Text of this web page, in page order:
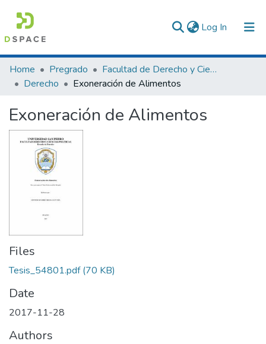
Log In (current)
Communities & Collections
All of DSpace
Statistics
Home Pregrado
Facultad de Derecho y Ciencias Políticas
Derecho
Exoneración de Alimentos
Exoneración de Alimentos
Files
Tesis_54801.pdf(70 KB)
Date
2017-11-28
Authors